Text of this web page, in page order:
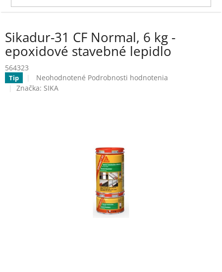
Sikadur-31 CF Normal, 6 kg -
epoxidové stavebné lepidlo
564323
Tip
Priemerné
hodnotenie
Neohodnotené Podrobnosti hodnotenia
Značka: SIKA